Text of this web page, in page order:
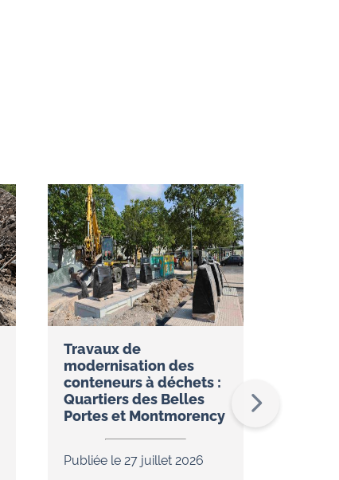
Travaux de
modernisation des
conteneurs à déchets :
Quartiers des Belles
Portes et Montmorency
Publiée le 27 juillet 2026